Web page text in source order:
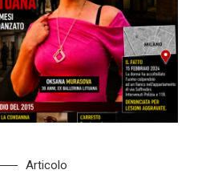
Articolo